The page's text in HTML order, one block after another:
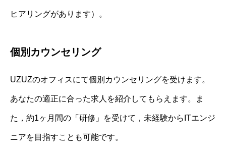
ヒアリングがあります）。
個別カウンセリング
UZUZのオフィスにて個別カウンセリングを受けます。
あなたの適正に合った求人を紹介してもらえます。ま
た，約1ヶ月間の「研修」を受けて，未経験からITエンジ
ニアを目指すことも可能です。